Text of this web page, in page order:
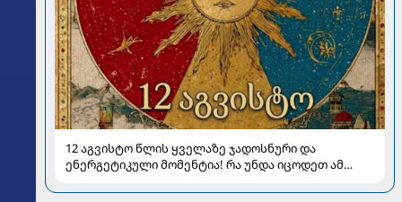
12 აგვისტო წლის ყველაზე ჯადოსნური და
ენერგეტიკული მომენტია! რა უნდა იცოდეთ ამ